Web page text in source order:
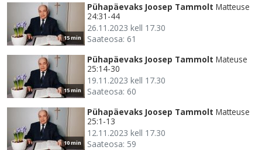
15 min
Pühapäevaks Joosep Tammolt Matteuse
24:31-44
26.11.2023 kell 17.30
Saateosa: 61
15 min
Pühapäevaks Joosep Tammolt Mateuse
25:14-30
19.11.2023 kell 17.30
Saateosa: 60
10 min
Pühapäevaks Joosep Tammolt Matteuse
25:1-13
12.11.2023 kell 17.30
Saateosa: 59